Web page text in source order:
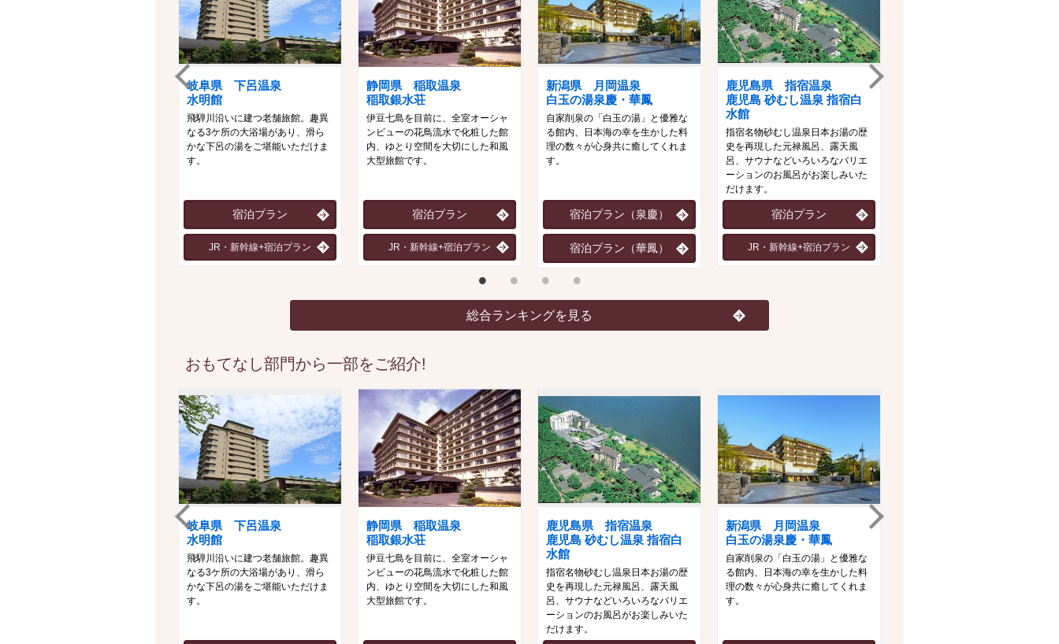
岐阜県 下呂温泉
水明館
飛騨川沿いに建つ老舗旅館。趣異
なる3ケ所の大浴場があり、滑ら
かな下呂の湯をご堪能いただけま
す。
宿泊プラン
JR・新幹線+宿泊プラン
静岡県 稲取温泉
稲取銀水荘
伊豆七島を目前に、全室オーシャ
ンビューの花鳥流水で化粧した館
内、ゆとり空間を大切にした和風
大型旅館です。
宿泊プラン
JR・新幹線+宿泊プラン
新潟県 月岡温泉
白玉の湯泉慶・華鳳
自家削泉の「白玉の湯」と優雅な
る館内、日本海の幸を生かした料
理の数々が心身共に癒してくれま
す。
宿泊プラン（泉慶）
宿泊プラン（華鳳）
鹿児島県 指宿温泉
鹿児島 砂むし温泉 指宿白
水館
指宿名物砂むし温泉日本お湯の歴
史を再現した元禄風呂、露天風
呂、サウナなどいろいろなバリエ
ーションのお風呂がお楽しみいた
だけます。
宿泊プラン
JR・新幹線+宿泊プラン
総合ランキングを見る
おもてなし部門から一部をご紹介!
岐阜県 下呂温泉
水明館
飛騨川沿いに建つ老舗旅館。趣異
なる3ケ所の大浴場があり、滑ら
かな下呂の湯をご堪能いただけま
す。
静岡県 稲取温泉
稲取銀水荘
伊豆七島を目前に、全室オーシャ
ンビューの花鳥流水で化粧した館
内、ゆとり空間を大切にした和風
大型旅館です。
鹿児島県 指宿温泉
鹿児島 砂むし温泉 指宿白
水館
指宿名物砂むし温泉日本お湯の歴
史を再現した元禄風呂、露天風
呂、サウナなどいろいろなバリエ
ーションのお風呂がお楽しみいた
だけます。
新潟県 月岡温泉
白玉の湯泉慶・華鳳
自家削泉の「白玉の湯」と優雅な
る館内、日本海の幸を生かした料
理の数々が心身共に癒してくれま
す。